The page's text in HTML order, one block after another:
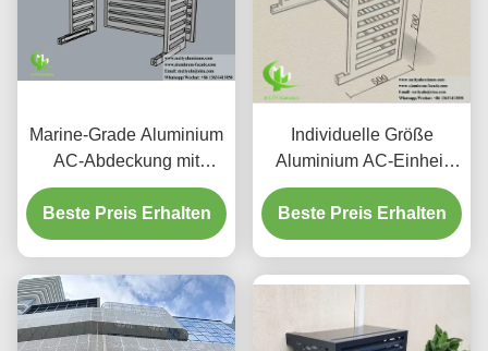
Marine-Grade Aluminium
AC-Abdeckung mit
modularem Easy-Fit-
System und optimaler
Lufteinlass für
Beste Preis Erhalten
Individuelle Größe
Aluminium AC-Einheit
Abdeckung mit 45°
Winkel Louvres und
Pulverbeschichtung
Beste Preis Erhalten